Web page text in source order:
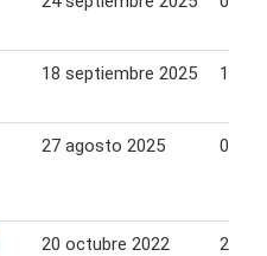
18 septiembre 2025 18
27 agosto 2025 09
20 octubre 2022 23